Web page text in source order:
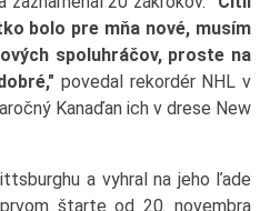
bolo pre mňa nové, musím
spoluhráčov, proste na
povedal rekordér NHL v
Kanaďan ich v drese New
a vyhral na jeho ľade
štarte od 20. novembra